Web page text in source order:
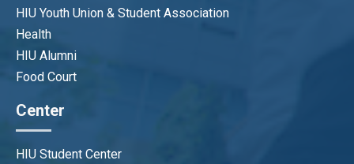
HIU Youth Union & Student Association
Health
HIU Alumni
Food Court
Center
HIU Student Center